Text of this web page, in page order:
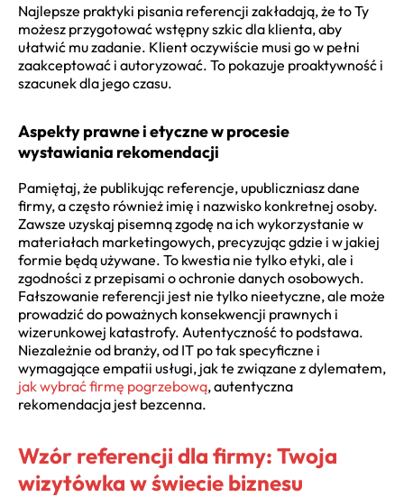
Najlepsze praktyki pisania referencji zakładają, że to Ty
możesz przygotować wstępny szkic dla klienta, aby
ułatwić mu zadanie. Klient oczywiście musi go w pełni
zaakceptować i autoryzować. To pokazuje proaktywność i
szacunek dla jego czasu.
Aspekty prawne i etyczne w procesie
wystawiania rekomendacji
Pamiętaj, że publikując referencje, upubliczniasz dane
firmy, a często również imię i nazwisko konkretnej osoby.
Zawsze uzyskaj pisemną zgodę na ich wykorzystanie w
materiałach marketingowych, precyzując gdzie i w jakiej
formie będą używane. To kwestia nie tylko etyki, ale i
zgodności z przepisami o ochronie danych osobowych.
Fałszowanie referencji jest nie tylko nieetyczne, ale może
prowadzić do poważnych konsekwencji prawnych i
wizerunkowej katastrofy. Autentyczność to podstawa.
Niezależnie od branży, od IT po tak specyficzne i
wymagające empatii usługi, jak te związane z dylematem,
jak wybrać firmę pogrzebową, autentyczna
rekomendacja jest bezcenna.
Wzór referencji dla firmy: Twoja
wizytówka w świecie biznesu